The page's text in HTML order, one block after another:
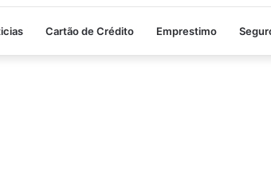
Cartão de Crédito Emprestimo